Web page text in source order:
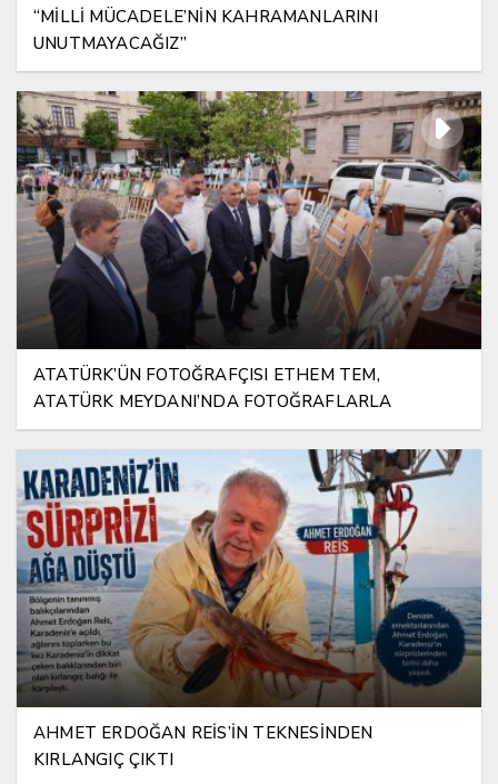
“MİLLİ MÜCADELE’NİN KAHRAMANLARINI
UNUTMAYACAĞIZ”
ATATÜRK’ÜN FOTOĞRAFÇISI ETHEM TEM,
ATATÜRK MEYDANI’NDA FOTOĞRAFLARLA
YAŞATILIYOR
AHMET ERDOĞAN REİS’İN TEKNESİNDEN
KIRLANGIÇ ÇIKTI